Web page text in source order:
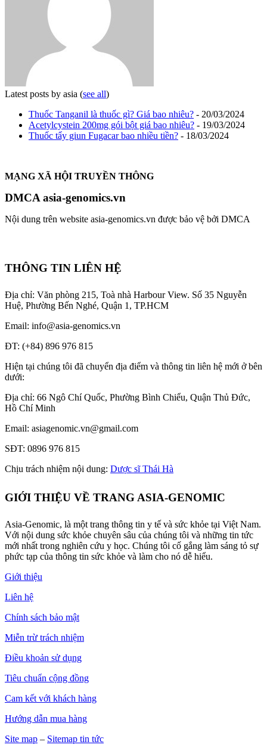
Latest posts by asia (see all)
Thuốc Tanganil là thuốc gì? Giá bao nhiêu? - 20/03/2024
Acetylcystein 200mg gói bột giá bao nhiêu? - 19/03/2024
Thuốc tẩy giun Fugacar bao nhiều tiền? - 18/03/2024
MẠNG XÃ HỘI TRUYỀN THÔNG
DMCA asia-genomics.vn
Nội dung trên website asia-genomics.vn được bảo vệ bởi DMCA
THÔNG TIN LIÊN HỆ
Địa chỉ: Văn phòng 215, Toà nhà Harbour View. Số 35 Nguyễn
Huệ, Phường Bến Nghé, Quận 1, TP.HCM
Email: info@asia-genomics.vn
ĐT: (+84) 896 976 815
Hiện tại chúng tôi đã chuyển địa điểm và thông tin liên hệ mới ở bên
dưới:
Địa chỉ: 66 Ngô Chí Quốc, Phường Bình Chiểu, Quận Thủ Đức,
Hồ Chí Minh
Email: asiagenomic.vn@gmail.com
SĐT: 0896 976 815
Chịu trách nhiệm nội dung: Dược sĩ Thái Hà
GIỚI THIỆU VỀ TRANG ASIA-GENOMIC
Asia-Genomic, là một trang thông tin y tế và sức khỏe tại Việt Nam.
Với nội dung sức khỏe chuyên sâu của chúng tôi và những tin tức
mới nhất trong nghiên cứu y học. Chúng tôi cố gắng làm sáng tỏ sự
phức tạp của thông tin sức khỏe và làm cho nó dễ hiểu.
Giới thiệu
Liên hệ
Chính sách bảo mật
Miễn trừ trách nhiệm
Điều khoản sử dụng
Tiêu chuẩn cộng đồng
Cam kết với khách hàng
Hướng dẫn mua hàng
Site map – Sitemap tin tức